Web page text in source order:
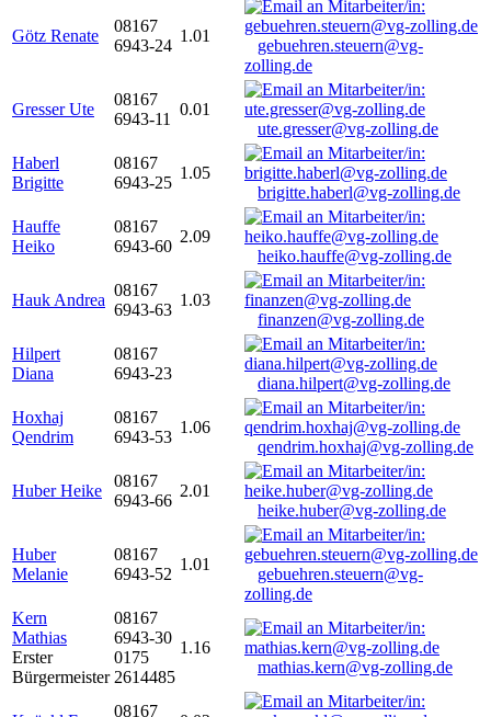
Götz Renate
08167
6943-24
1.01
gebuehren.steuern@vg-
zolling.de
Gresser Ute
08167
6943-11
0.01
ute.gresser@vg-zolling.de
Haberl
Brigitte
08167
6943-25
1.05
brigitte.haberl@vg-zolling.de
Hauffe
Heiko
08167
6943-60
2.09
heiko.hauffe@vg-zolling.de
Hauk Andrea
08167
6943-63
1.03
finanzen@vg-zolling.de
Hilpert
Diana
08167
6943-23
diana.hilpert@vg-zolling.de
Hoxhaj
Qendrim
08167
6943-53
1.06
qendrim.hoxhaj@vg-zolling.de
Huber Heike
08167
6943-66
2.01
heike.huber@vg-zolling.de
Huber
Melanie
08167
6943-52
1.01
gebuehren.steuern@vg-
zolling.de
Kern
Mathias
Erster
Bürgermeister
08167
6943-30
0175
2614485
1.16
mathias.kern@vg-zolling.de
08167